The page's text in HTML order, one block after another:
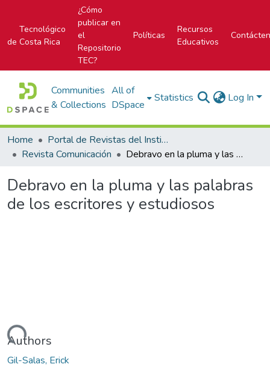
Tecnológico
de Costa Rica
¿Cómo
publicar en
el
Repositorio
TEC?
Políticas
Recursos
Educativos
Communities
& Collections
All of
DSpace
Statistics Log In
Home
Portal de Revistas del Instituto Tecnológico de Costa Rica
Revista Comunicación
Debravo en la pluma y las palabras de los escritores y estudiosos
Debravo en la pluma y las palabras
de los escritores y estudiosos
Authors
Gil-Salas, Erick